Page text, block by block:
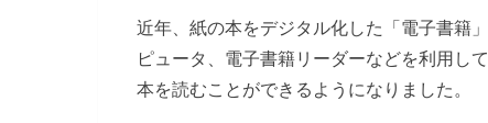
近年、紙の本をデジタル化した「電子書籍
ピュータ、電子書籍リーダーなどを利用し
本を読むことができるようになりました。